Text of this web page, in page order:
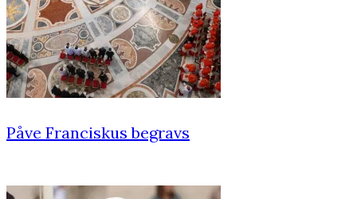
Påve Franciskus begravs